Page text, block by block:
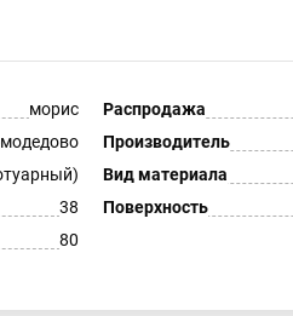
морис Распродажа
Производитель
Вид материала
38 Поверхность
80